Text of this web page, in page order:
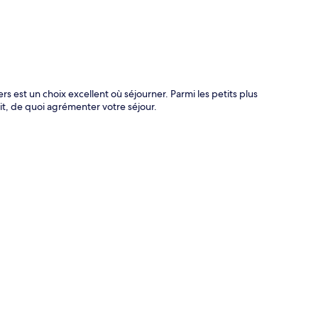
est un choix excellent où séjourner. Parmi les petits plus
de quoi agrémenter votre séjour.